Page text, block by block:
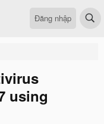
Đăng nhập
using